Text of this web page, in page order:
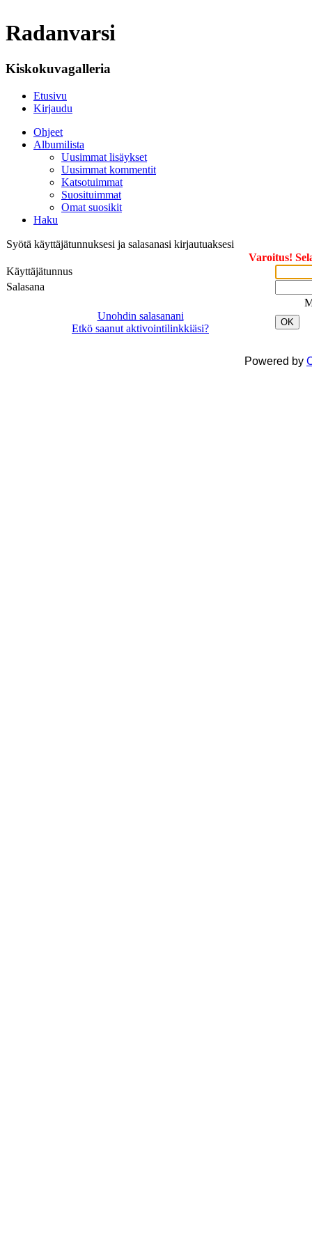
Radanvarsi
Kiskokuvagalleria
Etusivu
Kirjaudu
Ohjeet
Albumilista
Uusimmat lisäykset
Uusimmat kommentit
Katsotuimmat
Suosituimmat
Omat suosikit
Haku
Syötä käyttäjätunnuksesi ja salasanasi kirjautuaksesi
Varoitus!
Käyttäjätunnus
Salasana
Unohdin salasanani
Etkö saanut aktivointilinkkiäsi?
OK
Powered by